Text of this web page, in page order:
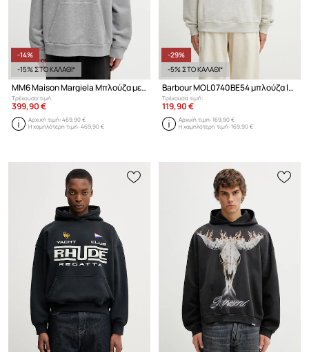
-14%
-15% ΣΤΟ ΚΑΛΑΘΙ*
MM6 Maison Margiela Μπλούζα με κουκούλα βαμβακερή ανδρική
Τρέχουσα τιμή:
399,90 €
Αρχική τιμή:469,90 €
Η χαμηλότερη τιμή:469,90 €
-29%
-5% ΣΤΟ ΚΑΛΑΘΙ*
Barbour MOL0740BE54 μπλούζα lounge βαμβακερή ανδρική
Τρέχουσα τιμή:
119,90 €
Αρχική τιμή:169,90 €
Η χαμηλότερη τιμή:169,90 €